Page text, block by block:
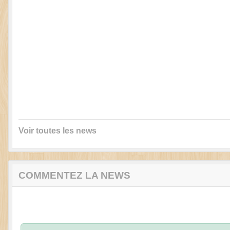
Voir toutes les news
COMMENTEZ LA NEWS